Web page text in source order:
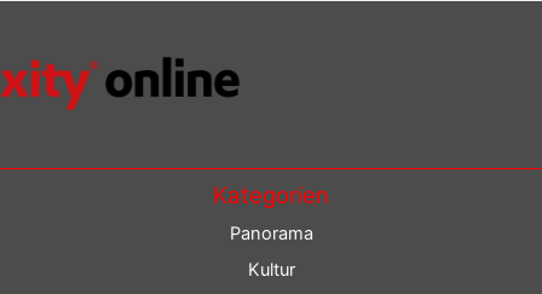
Kategorien
Panorama
Kultur